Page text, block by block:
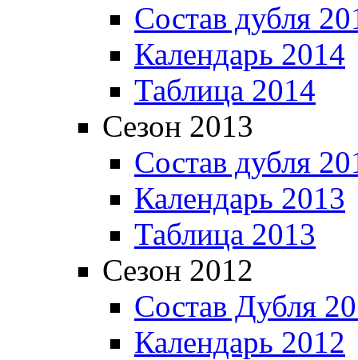
Состав дубля
Календарь 2014
Таблица 2014
Сезон 2013
Состав дубля
Календарь 2013
Таблица 2013
Сезон 2012
Состав Дубля
Календарь 2012